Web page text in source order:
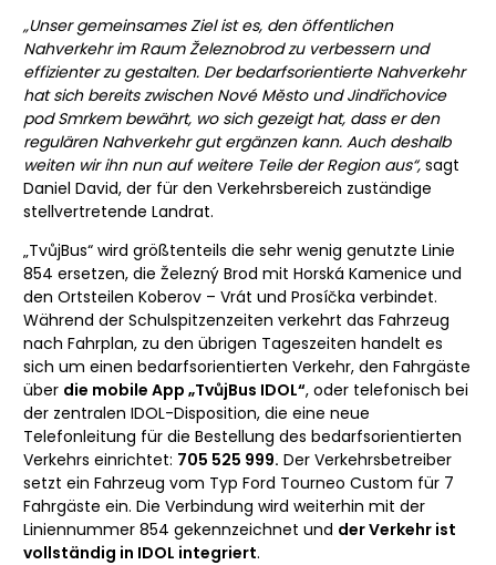
„Unser gemeinsames Ziel ist es, den öffentlichen
Nahverkehr im Raum Železnobrod zu verbessern und
effizienter zu gestalten. Der bedarfsorientierte Nahverkehr
hat sich bereits zwischen Nové Město und Jindřichovice
pod Smrkem bewährt, wo sich gezeigt hat, dass er den
regulären Nahverkehr gut ergänzen kann. Auch deshalb
weiten wir ihn nun auf weitere Teile der Region aus“, sagt
Daniel David, der für den Verkehrsbereich zuständige
stellvertretende Landrat.
„TvůjBus“ wird größtenteils die sehr wenig genutzte Linie
854 ersetzen, die Železný Brod mit Horská Kamenice und
den Ortsteilen Koberov – Vrát und Prosíčka verbindet.
Während der Schulspitzenzeiten verkehrt das Fahrzeug
nach Fahrplan, zu den übrigen Tageszeiten handelt es
sich um einen bedarfsorientierten Verkehr, den Fahrgäste
über die mobile App „TvůjBus IDOL“, oder telefonisch bei
der zentralen IDOL-Disposition, die eine neue
Telefonleitung für die Bestellung des bedarfsorientierten
Verkehrs einrichtet: 705 525 999. Der Verkehrsbetreiber
setzt ein Fahrzeug vom Typ Ford Tourneo Custom für 7
Fahrgäste ein. Die Verbindung wird weiterhin mit der
Liniennummer 854 gekennzeichnet und der Verkehr ist
vollständig in IDOL integriert.